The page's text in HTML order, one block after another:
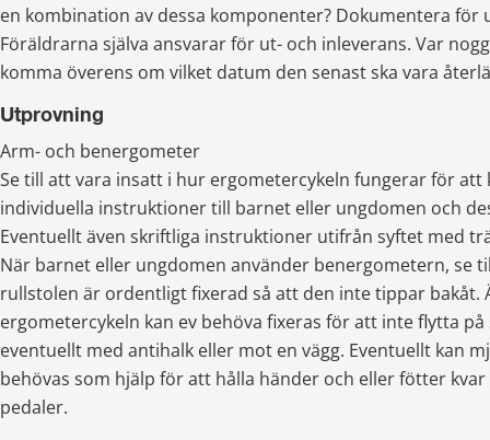
en kombination av dessa komponenter? Dokumentera för
Föräldrarna själva ansvarar för ut- och inleverans. Var
komma överens om vilket datum den senast ska vara
Utprovning
Arm- och benergometer
Se till att vara insatt i hur ergometercykeln fungerar för att
individuella instruktioner till barnet eller ungdomen och
Eventuellt även skriftliga instruktioner utifrån syftet med
När barnet eller ungdomen använder benergometern, se
rullstolen är ordentligt fixerad så att den inte tippar bakåt.
ergometercykeln kan ev behöva fixeras för att inte flytta
eventuellt med antihalk eller mot en vägg. Eventuellt kan
behövas som hjälp för att hålla händer och eller fötter
pedaler.